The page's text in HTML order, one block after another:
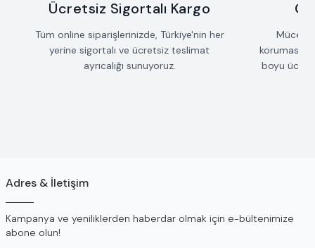
Ücretsiz Sigortalı Kargo
Tüm online siparişlerinizde, Türkiye'nin her
yerine sigortalı ve ücretsiz teslimat
ayrıcalığı sunuyoruz.
koruması
boyu
Adres & İletişim
Kampanya ve yeniliklerden haberdar olmak için e-bültenimize
abone olun!